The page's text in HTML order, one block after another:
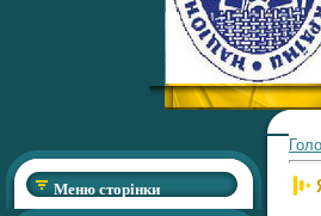
Меню сторінки